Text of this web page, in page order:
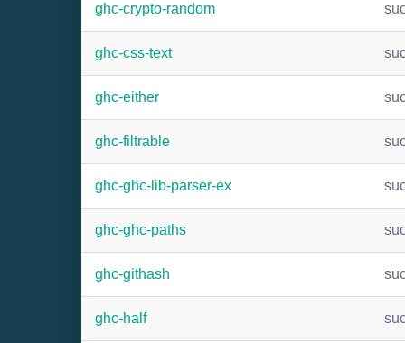
ghc-crypto-random
ghc-css-text
ghc-either
ghc-filtrable
ghc-ghc-lib-parser-ex
ghc-ghc-paths
ghc-githash
ghc-half